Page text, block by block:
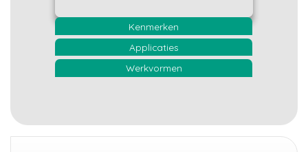
Kenmerken
Applicaties
Werkvormen